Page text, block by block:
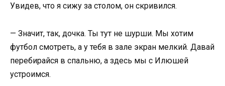
Увидев, что я сижу за столом, он скривился.
— Значит, так, дочка. Ты тут не шурши. Мы хотим
футбол смотреть, а у тебя в зале экран мелкий. Давай
перебирайся в спальню, а здесь мы с Илюшей
устроимся.